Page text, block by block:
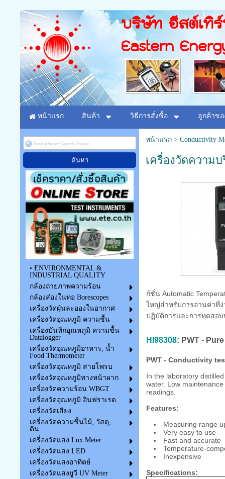
บริษัท อีสต์เทิ
Eastern
หน้าแรก สินค้า วิธีการสั่งซื้อ ลูกค้าขอ
• ENVIRONMENTAL &
INDUSTRIAL QUALITY
กล้องถ่ายภาพความร้อน
กล้องส่องในท่อ Borescopes
เครื่องวัดฝุ่นละอองในอากาศ
เครื่องวัดอุณหภูมิ ความชื้น
เครื่องบันทึกอุณหภูมิ ความชื้น
Datalogger
เครื่องวัดอุณหภูมิอาหาร, น้ำ
Food Thermometer
เครื่องวัดอุณหภูมิ สายโพรบ
เครื่องวัดอุณหภูมิทางหน้าผาก
เครื่องวัดความร้อน WBGT
เครื่องวัดอุณหภูมิ อินฟราเรด
เครื่องวัดเสียง
เครื่องวัดความชื้นไม้, วัสดุ,
ดิน
เครื่องวัดแสง Lux Meter
เครื่องวัดแสง LED
เครื่องวัดแสงอาทิตย์
เครื่องวัดแสงยูวี UV Meter
หน้าแรก> Conductivity
เครื่องวัดความบ
ก์ชั่น Automatic
ใหญ่สำหรับการอ่านค่าที่ง่
ปฏิบัติการและการทดสอ
HI98308: PWT -
PWT - Conductivity
In the laboratory
water. Low
readings.
Features:
Measuring range
Very easy to use
Fast and accurate
Temperature-
Inexpensive
Specifications: